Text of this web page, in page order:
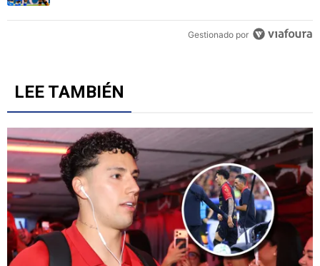
Gestionado por
LEE TAMBIÉN